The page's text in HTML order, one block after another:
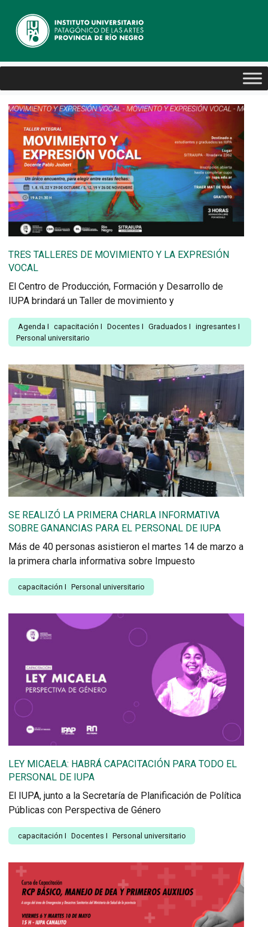
TRES TALLERES DE MOVIMIENTO Y LA EXPRESIÓN
VOCAL
El Centro de Producción, Formación y Desarrollo de
IUPA brindará un Taller de movimiento y
Agenda I capacitación I Docentes I Graduados I ingresantes I
Personal universitario
SE REALIZÓ LA PRIMERA CHARLA INFORMATIVA
SOBRE GANANCIAS PARA EL PERSONAL DE IUPA
Más de 40 personas asistieron el martes 14 de marzo a
la primera charla informativa sobre Impuesto
capacitación I Personal universitario
LEY MICAELA: HABRÁ CAPACITACIÓN PARA TODO EL
PERSONAL DE IUPA
El IUPA, junto a la Secretaría de Planificación de Política
Públicas con Perspectiva de Género
capacitación I Docentes I Personal universitario